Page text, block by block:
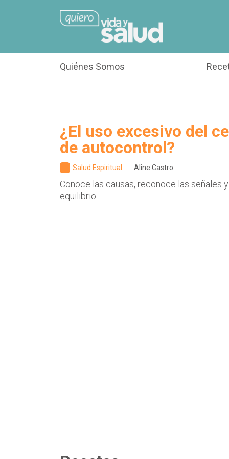
Quiénes Somos
¿El uso excesivo del
de autocontrol?
Salud Espiritual Aline Castro
Conoce las causas, reconoce las señales
equilibrio.